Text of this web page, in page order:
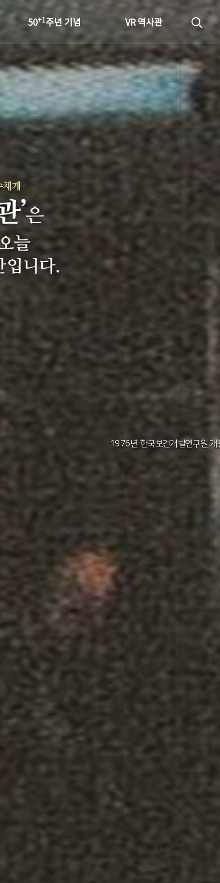
50+1주년 기념
성과 50선
숫자로 보는 50년
50+1 주년 광장
세계와 함께 한 KIHASA
VR 역사관
1971년 가족계획연구원
1976년 한국보건개발연구원 개
1982년 한국인구보건연구원 신청사 준
2012년 한국보건사회연구원 서울 청사
2011년 한국보건사회연구원 설립 40주년
2014년 한국보건사회연구원 세종 청사